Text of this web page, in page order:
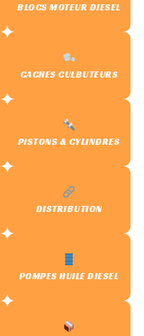
BLOCS MOTEUR DIESEL
CACHES CULBUTEURS
PISTONS & CYLINDRES
DISTRIBUTION
POMPES HUILE DIESEL